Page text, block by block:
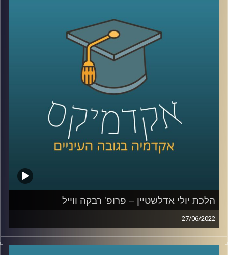
בתכנית הזאת התארחה פרופ' רבקה ווייל מרצה וחוקרת של
משפט ציבורי וחוקתי, בבית הספר למשפטים של אוניברסיטת
רייכמן וכותבת המאמר "תקופת בין השמשות: על סמכויותיה של
ממשלת מעבר" לדבר בדיוק על הנושא הזה.
קרדיט תמונות:AudioVersity
הלכת יולי אדלשטיין – פרופ' רבקה ווייל
27/06/2022
במרץ 2020 לאחר שלוש מערכות בחירות בשנה אחת ותוך כדי
שמגיפת הקורונה מתחילה להתפשט ברחבי ישראל ולהשאיר